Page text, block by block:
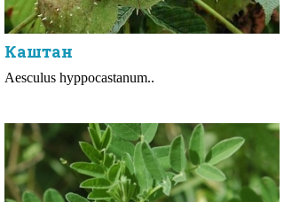
Каштан
Aesculus hyppocastanum..